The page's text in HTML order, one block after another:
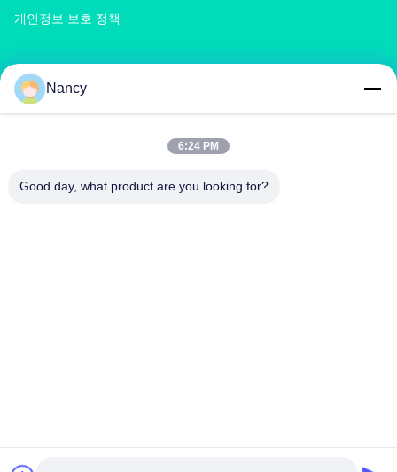
개인정보 보호 정책
상품
콤포스트 비료 기계복합 비료 생산 라인유기 비료 생산 라인
더블 롤러 비료 과립기
Nancy
6:24 PM
Good day, what product are you looking for?